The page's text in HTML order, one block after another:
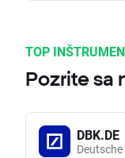
TOP
Pozrite sa
DBK.DE